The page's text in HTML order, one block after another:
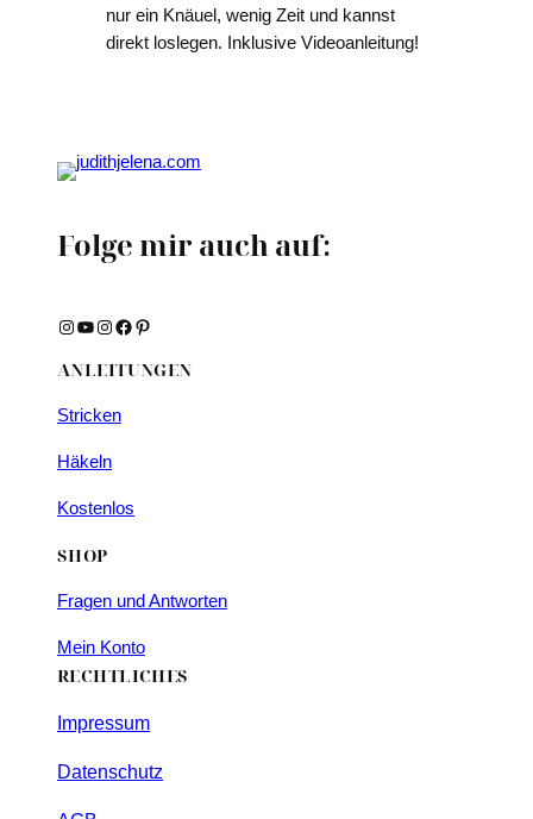
nur ein Knäuel, wenig Zeit und kannst
direkt loslegen. Inklusive Videoanleitung!
Folge mir auch auf:
Instagram YouTube Instagram Facebook Pinterest
ANLEITUNGEN
Stricken
Häkeln
Kostenlos
SHOP
Fragen und Antworten
Mein Konto
RECHTLICHES
Impressum
Datenschutz